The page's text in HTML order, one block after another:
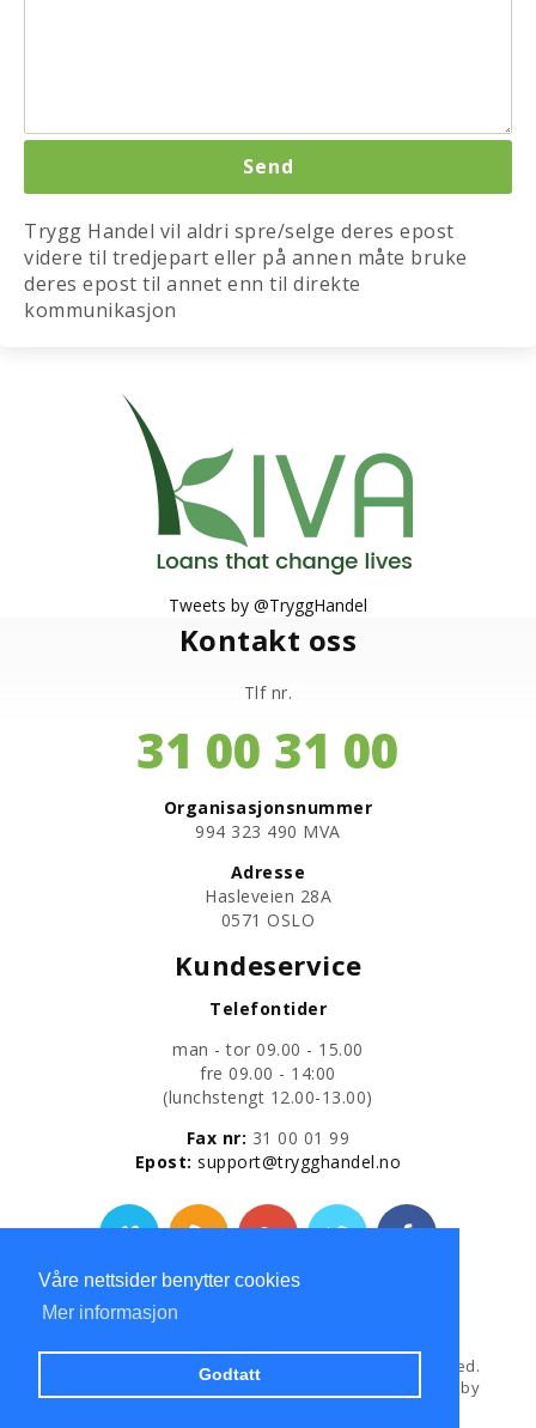
Våre nettsider benytter cookies
Mer informasjon
Godtatt
Trygg Handel vil aldri spre/selge deres epost
videre til tredjepart eller på annen måte bruke
deres epost til annet enn til direkte
kommunikasjon
Tweets by @TryggHandel
Kontakt oss
Tlf nr.
31 00 31 00
Organisasjonsnummer
​994 323 490 MVA
Adresse
Hasleveien 28A
0571 OSLO
Kundeservice
Telefontider
man - tor 09.00 - 15.00
fre 09.00 - 14:00
​(lunchstengt 12.00-13.00)
Fax nr: 31 00 01 99
​Epost:support@trygghandel.no
Personvernerklæring
Trygg Handel AS
All Rights Reserved.
Hosted and Developed by
Powered by